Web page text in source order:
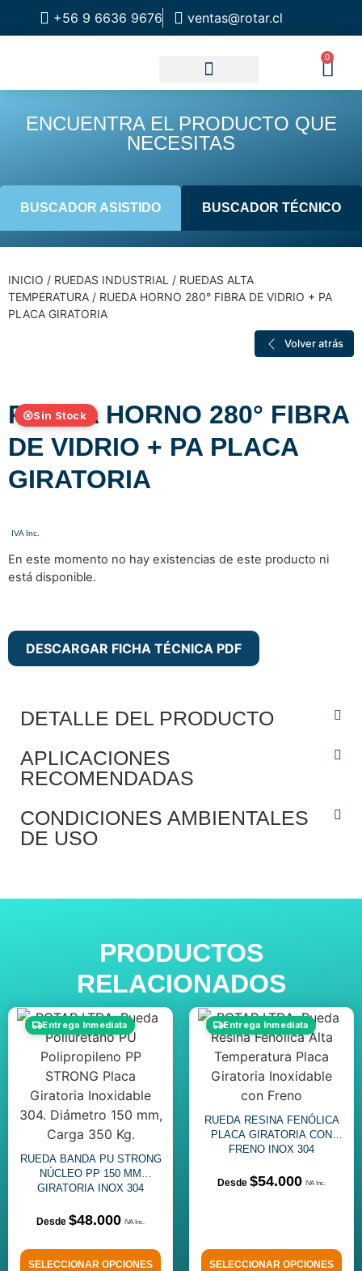
+56 9 6636 9676 ventas@rotar.cl
0
ENCUENTRA EL PRODUCTO QUE
NECESITAS
BUSCADOR ASISTIDO BUSCADOR TÉCNICO
INICIO / RUEDAS INDUSTRIAL / RUEDAS ALTA
TEMPERATURA / RUEDA HORNO 280° FIBRA DE VIDRIO + PA
PLACA GIRATORIA
Volver atrás
Sin Stock
RUEDA HORNO 280° FIBRA
DE VIDRIO + PA PLACA
GIRATORIA
En este momento no hay existencias de este producto ni
está disponible.
DESCARGAR FICHA TÉCNICA PDF
DETALLE DEL PRODUCTO
APLICACIONES
RECOMENDADAS
CONDICIONES AMBIENTALES
DE USO
PRODUCTOS
RELACIONADOS
Entrega Inmediata
RUEDA BANDA PU STRONG
NÚCLEO PP 150 MM
GIRATORIA INOX 304
$48.000
SELECCIONAR OPCIONES
Entrega Inmediata
RUEDA RESINA FENÓLICA
PLACA GIRATORIA CON
FRENO INOX 304
$54.000
SELECCIONAR OPCIONES